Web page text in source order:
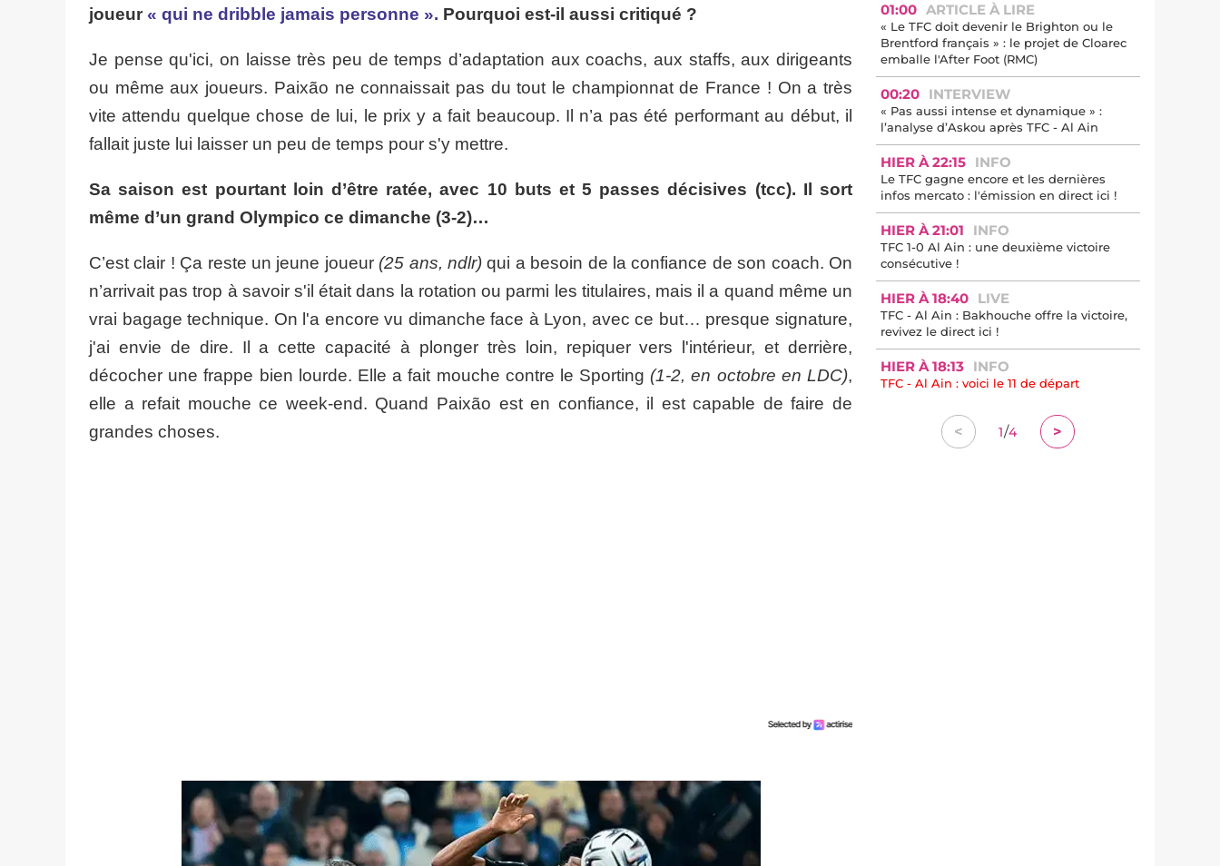
joueur « qui ne dribble jamais personne ». Pourquoi est-il aussi critiqué ?
Je pense qu'ici, on laisse très peu de temps d’adaptation aux coachs, aux staffs, aux dirigeants
ou même aux joueurs. Paixão ne connaissait pas du tout le championnat de France ! On a très
vite attendu quelque chose de lui, le prix y a fait beaucoup. Il n’a pas été performant au début, il
fallait juste lui laisser un peu de temps pour s'y mettre.
Sa saison est pourtant loin d’être ratée, avec 10 buts et 5 passes décisives (tcc). Il sort
même d’un grand Olympico ce dimanche (3-2)…
C’est clair ! Ça reste un jeune joueur (25 ans, ndlr) qui a besoin de la confiance de son coach. On
n’arrivait pas trop à savoir s'il était dans la rotation ou parmi les titulaires, mais il a quand même un
vrai bagage technique. On l'a encore vu dimanche face à Lyon, avec ce but… presque signature,
j'ai envie de dire. Il a cette capacité à plonger très loin, repiquer vers l'intérieur, et derrière,
décocher une frappe bien lourde. Elle a fait mouche contre le Sporting (1-2, en octobre en LDC),
elle a refait mouche ce week-end. Quand Paixão est en confiance, il est capable de faire de
grandes choses.
01:00 ARTICLE À LIRE
« Le TFC doit devenir le Brighton ou le
Brentford français » : le projet de Cloarec
emballe l'After Foot (RMC)
00:20 INTERVIEW
« Pas aussi intense et dynamique » :
l’analyse d’Askou après TFC - Al Ain
HIER À 22:15 INFO
Le TFC gagne encore et les dernières
infos mercato : l'émission en direct ici !
HIER À 21:01 INFO
TFC 1-0 Al Ain : une deuxième victoire
consécutive !
HIER À 18:40 LIVE
TFC - Al Ain : Bakhouche offre la victoire,
revivez le direct ici !
HIER À 18:13 INFO
TFC - Al Ain : voici le 11 de départ
< 1/4 >